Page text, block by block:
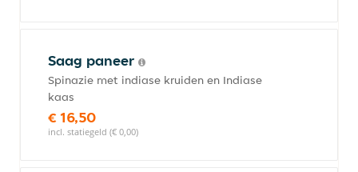
Saag paneer
Spinazie met indiase kruiden en Indiase
kaas
€ 16,50
incl. statiegeld (€ 0,00)